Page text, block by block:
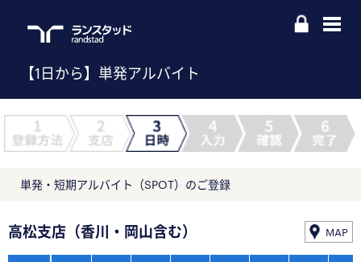
【1日から】単発アルバイト
単発・短期アルバイト（SPOT）のご登録
高松支店（香川・岡山含む） MAP